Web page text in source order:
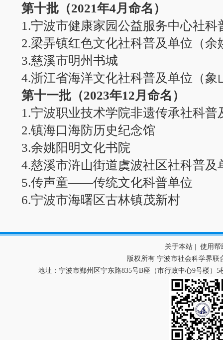
第十批（2021年4月命名）
1.宁波市健康家园公益服务中心社科
2.梁弄镇红色文化社科普及单位 （
3.慈溪市明州书城
4.浙江省海洋文化社科普及单位 （
第十一批（2023年12月命名）
1.宁波职业技术学院非遗传承社科普
2.镇海口海防历史纪念馆
3.余姚阳明文化书院
4.慈溪市浒山街道虞波社区社科普及
5.传声童——传统文化科普单位
6.宁波市海曙区古林镇茂新村
关于本站
使用帮
版权所有 宁波市社会科学界
地址：宁波市鄞州区宁东路835号B座（市行政中心9号楼）5